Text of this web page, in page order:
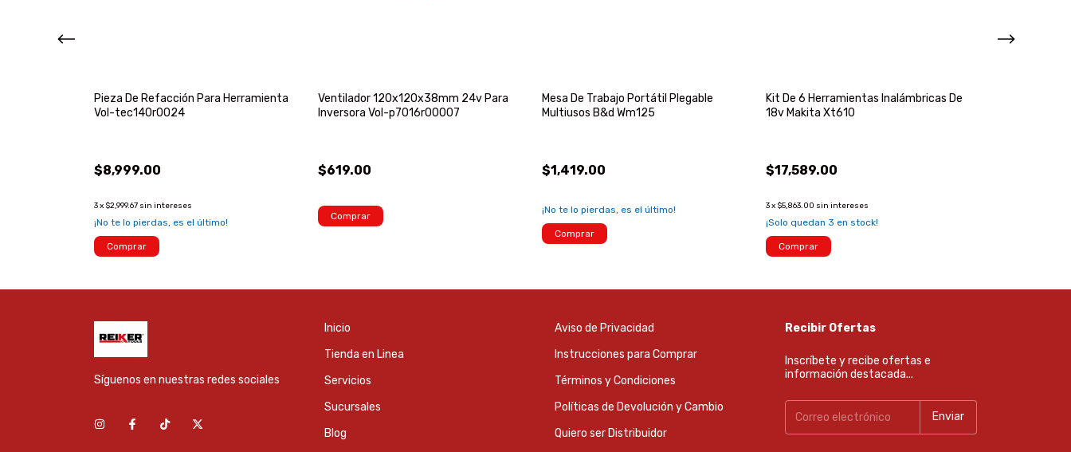
Pieza De Refacción Para Herramienta
Vol-tec140r0024
$8,999.00
3x $2,999.67 sin intereses
¡No te lo pierdas, es el último!
Comprar
Ventilador 120x120x38mm 24v Para
Inversora Vol-p7016r00007
$619.00
Comprar
Mesa De Trabajo Portátil Plegable
Multiusos B&d Wm125
$1,419.00
¡No te lo pierdas, es el último!
Comprar
Kit De 6 Herramientas Inalámbricas De
18v Makita Xt610
$17,589.00
3x $5,863.00 sin intereses
¡Solo quedan 3 en stock!
Comprar
Síguenos en nuestras redes sociales
Inicio
Tienda en Linea
Servicios
Sucursales
Blog
Aviso de Privacidad
Instrucciones para Comprar
Términos y Condiciones
Políticas de Devolución y Cambio
Quiero ser Distribuidor
Recibir Ofertas
Inscríbete y recibe ofertas e
información destacada...